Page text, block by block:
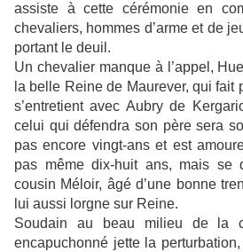
assiste à cette cérémonie en
chevaliers, hommes d’arme et de
portant le deuil.
Un chevalier manque à l’appel,
la belle Reine de Maurever, qui fait
s’entretient avec Aubry de
celui qui défendra son père sera
pas encore vingt-ans et est
pas même dix-huit ans, mais se
cousin Méloir, âgé d’une bonne
lui aussi lorgne sur Reine.
Soudain au beau milieu de la
encapuchonné jette la